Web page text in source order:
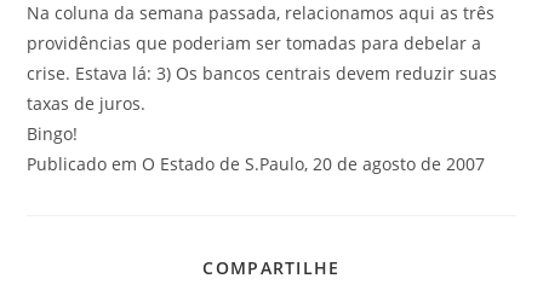
Na coluna da semana passada, relacionamos aqui as três
providências que poderiam ser tomadas para debelar a
crise. Estava lá: 3) Os bancos centrais devem reduzir suas
taxas de juros.
Bingo!
Publicado em O Estado de S.Paulo, 20 de agosto de 2007
COMPARTILHE